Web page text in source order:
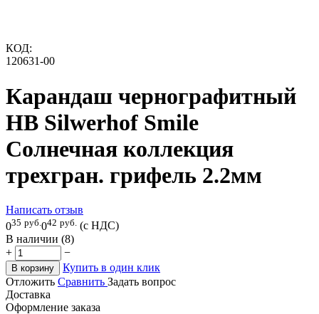
КОД:
120631-00
Карандаш чернографитный
HB Silwerhof Smile
Солнечная коллекция
трехгран. грифель 2.2мм
Написать отзыв
035 руб. 042 руб. (с НДС)
В наличии (8)
+
−
В корзину
Купить в один клик
Отложить Сравнить Задать вопрос
Доставка
Оформление заказа